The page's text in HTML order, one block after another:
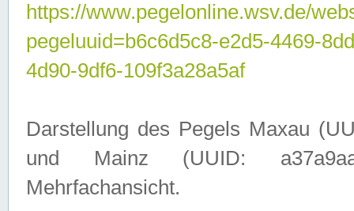
https://www.pegelonline.wsv.de/
pegeluuid=b6c6d5c8-e2d5-4469-
4d90-9df6-109f3a28a5af
Darstellung des Pegels Maxau
und Mainz (UUID:
Mehrfachansicht.